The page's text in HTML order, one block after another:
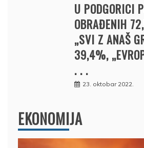
U PODGORICI
OBRAĐENIH
„SVI Z ANAŠ
39,4%,
. . .
23. oktobar 2022.
EKONOMIJA